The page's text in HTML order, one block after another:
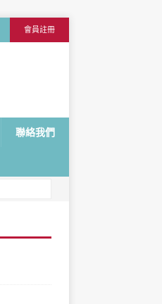
會員註冊
聯絡我們